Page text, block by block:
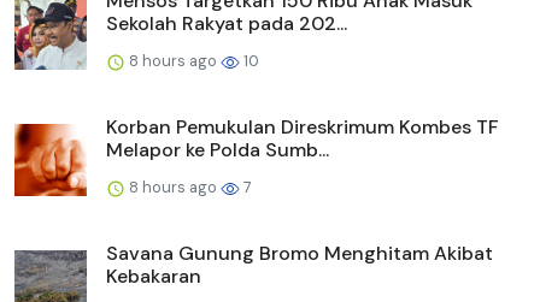
Sekolah Rakyat pada 202...
8 hours ago 10
Korban Pemukulan Direskrimum Kombes TF
Melapor ke Polda Sumb...
8 hours ago 7
Savana Gunung Bromo Menghitam Akibat
Kebakaran